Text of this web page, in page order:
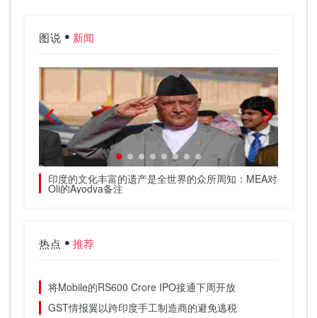
图说 新闻
印度的文化丰富的遗产是全世界的众所周知：MEA对
Oli的Ayodya备注
热点 推荐
将Mobile的RS600 Crore IPO接通下周开放
GST情报翼以跨印度手工制造商的避免逃税